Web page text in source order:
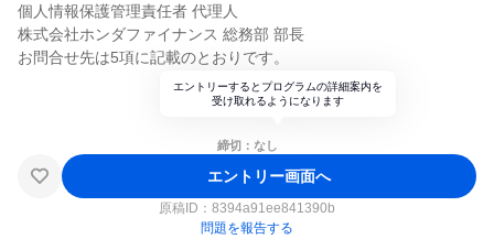
個人情報保護管理責任者 代理人
株式会社ホンダファイナンス 総務部 部長
お問合せ先は5項に記載のとおりです。
エントリーするとプログラムの詳細案内を
受け取れるようになります
締切：なし
エントリー画面へ
原稿ID： 8394a91ee841390b
問題を報告する